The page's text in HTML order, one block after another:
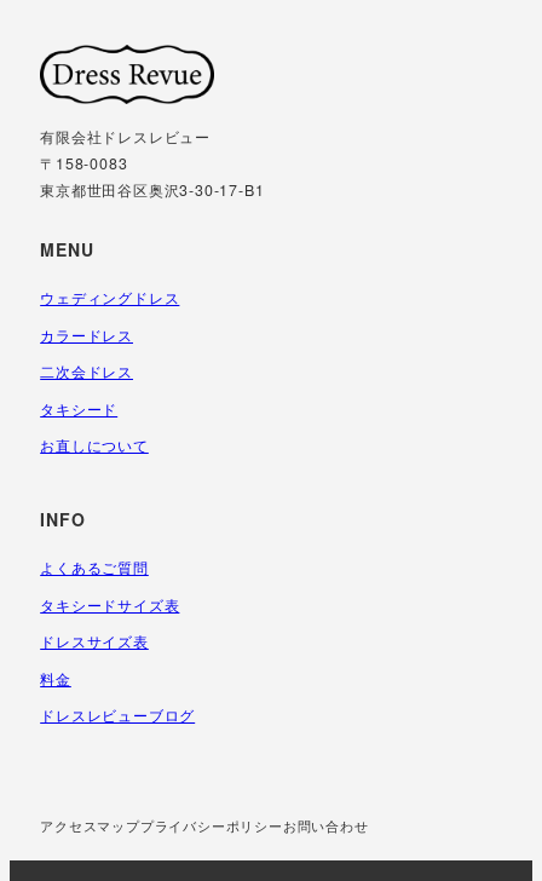
有限会社ドレスレビュー
〒158-0083
東京都世田谷区奥沢3-30-17-B1
MENU
ウェディングドレス
カラードレス
二次会ドレス
タキシード
お直しについて
INFO
よくあるご質問
タキシードサイズ表
ドレスサイズ表
料金
ドレスレビューブログ
アクセスマッププライバシーポリシーお問い合わせ